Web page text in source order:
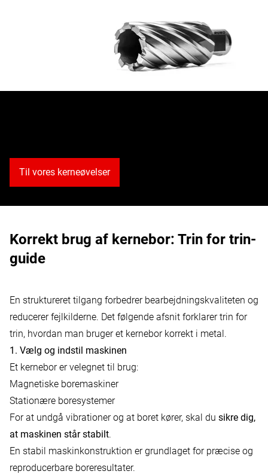
Til vores kerneøvelser
Korrekt brug af kernebor: Trin for trin-
guide
En struktureret tilgang forbedrer bearbejdningskvaliteten og
reducerer fejlkilderne. Det følgende afsnit forklarer trin for
trin, hvordan man bruger et kernebor korrekt i metal.
1. Vælg og indstil maskinen
Et kernebor er velegnet til brug:
Magnetiske boremaskiner
Stationære boresystemer
For at undgå vibrationer og at boret kører, skal du sikre dig,
at maskinen står stabilt.
En stabil maskinkonstruktion er grundlaget for præcise og
reproducerbare boreresultater.